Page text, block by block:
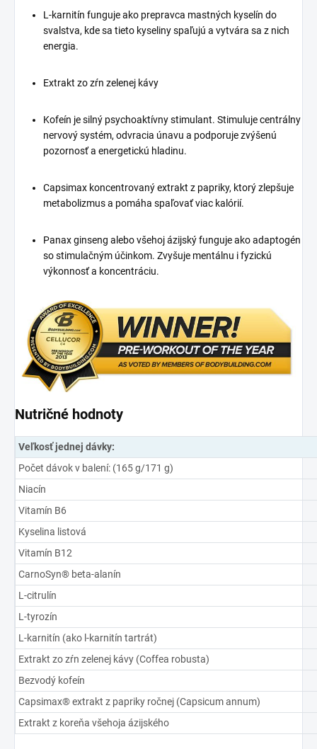
L-karnitín funguje ako prepravca mastných kyselín do
svalstva, kde sa tieto kyseliny spaľujú a vytvára sa z nich
energia.
Extrakt zo zŕn zelenej kávy
Kofeín je silný psychoaktívny stimulant. Stimuluje centrálny
nervový systém, odvracia únavu a podporuje zvýšenú
pozornosť a energetickú hladinu.
Capsimax koncentrovaný extrakt z papriky, ktorý zlepšuje
metabolizmus a pomáha spaľovať viac kalórií.
Panax ginseng alebo všehoj ázijský funguje ako adaptogén
so stimulačným účinkom. Zvyšuje mentálnu i fyzickú
výkonnosť a koncentráciu.
Nutričné hodnoty
Veľkosť jednej dávky:
Počet dávok v balení: (165 g/171 g)
Niacín
Vitamín B6
Kyselina listová
Vitamín B12
CarnoSyn® beta-alanín
L-citrulín
L-tyrozín
L-karnitín (ako l-karnitín tartrát)
Extrakt zo zŕn zelenej kávy (Coffea robusta)
Bezvodý kofeín
Capsimax® extrakt z papriky ročnej (Capsicum annum)
Extrakt z koreňa všehoja ázijského